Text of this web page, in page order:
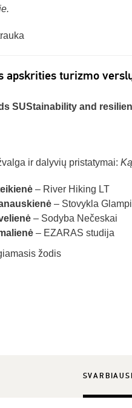
apskrities turizmo
SUStainability and
ir dalyvių pristatymai:
– River Hiking LT
– Stovykla
– Sodyba Nečeskai
– EZARAS studija
žodis